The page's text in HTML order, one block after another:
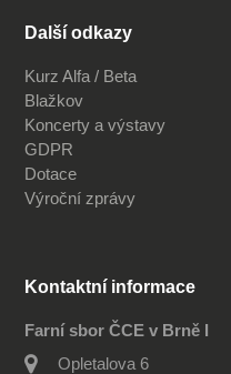
Další odkazy
Kurz Alfa / Beta
Blažkov
Koncerty a výstavy
GDPR
Dotace
Výroční zprávy
Kontaktní informace
Farní sbor ČCE v Brně I
Opletalova 6